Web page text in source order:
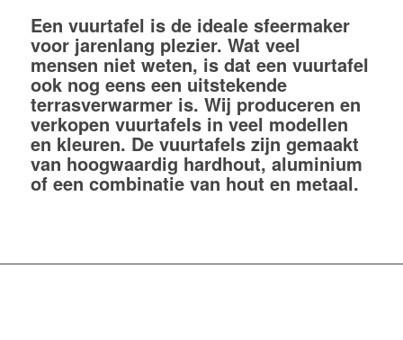
Een vuurtafel is de ideale sfeermaker
voor jarenlang plezier. Wat veel
mensen niet weten, is dat een vuurtafel
ook nog eens een uitstekende
terrasverwarmer is. Wij produceren en
verkopen vuurtafels in veel modellen
en kleuren. De vuurtafels zijn gemaakt
van hoogwaardig hardhout, aluminium
of een combinatie van hout en metaal.